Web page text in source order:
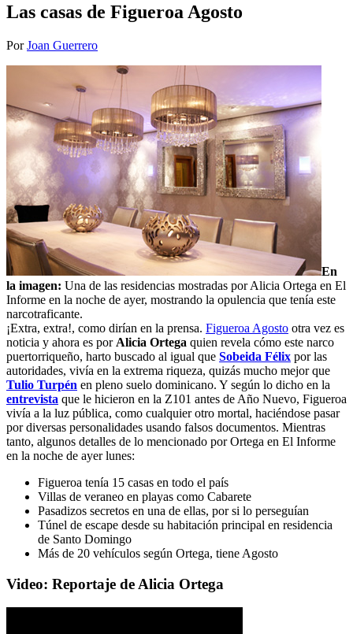
Las casas de Figueroa Agosto
PorJoan Guerrero
En
la imagen: Una de las residencias mostradas por Alicia Ortega en El
Informe en la noche de ayer, mostrando la opulencia que tenía este
narcotraficante.
¡Extra, extra!, como dirían en la prensa. Figueroa Agosto otra vez es
noticia y ahora es por Alicia Ortega quien revela cómo este narco
puertorriqueño, harto buscado al igual que Sobeida Félix por las
autoridades, vivía en la extrema riqueza, quizás mucho mejor que
Tulio Turpén en pleno suelo dominicano. Y según lo dicho en la
entrevista que le hicieron en la Z101 antes de Año Nuevo, Figueroa
vivía a la luz pública, como cualquier otro mortal, haciéndose pasar
por diversas personalidades usando falsos documentos. Mientras
tanto, algunos detalles de lo mencionado por Ortega en El Informe
en la noche de ayer lunes:
Figueroa tenía 15 casas en todo el país
Villas de veraneo en playas como Cabarete
Pasadizos secretos en una de ellas, por si lo perseguían
Túnel de escape desde su habitación principal en residencia
de Santo Domingo
Más de 20 vehículos según Ortega, tiene Agosto
Video: Reportaje de Alicia Ortega